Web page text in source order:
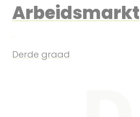
Arbeidsmarkt
Derde graad